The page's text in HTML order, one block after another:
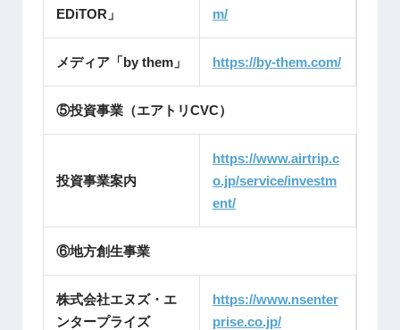
EDiTOR」
m/
メディア「by them」 https://by-them.com/
⑤投資事業（エアトリCVC）
投資事業案内
https://www.airtrip.c
o.jp/service/investm
ent/
⑥地方創生事業
株式会社エヌズ・エ
ンタープライズ
https://www.nsenter
prise.co.jp/